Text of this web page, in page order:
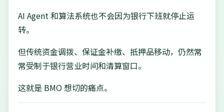
AI Agent 和算法系统也不会因为银行下班就停止运
转。
但传统资金调拨、保证金补缴、抵押品移动，仍然常
常受制于银行营业时间和清算窗口。
这就是 BMO 想切的痛点。